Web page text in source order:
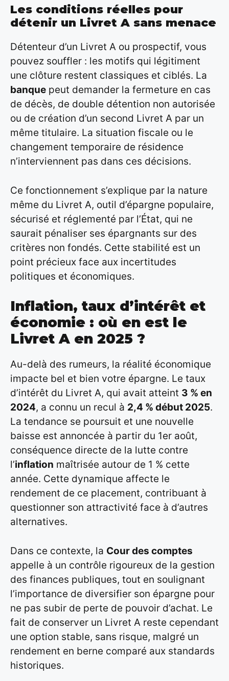
Les conditions réelles pour
détenir un Livret A sans menace
Détenteur d’un Livret A ou prospectif, vous
pouvez souffler : les motifs qui légitiment
une clôture restent classiques et ciblés. La
banque peut demander la fermeture en cas
de décès, de double détention non autorisée
ou de création d’un second Livret A par un
même titulaire. La situation fiscale ou le
changement temporaire de résidence
n’interviennent pas dans ces décisions.
Ce fonctionnement s’explique par la nature
même du Livret A, outil d’épargne populaire,
sécurisé et réglementé par l’État, qui ne
saurait pénaliser ses épargnants sur des
critères non fondés. Cette stabilité est un
point précieux face aux incertitudes
politiques et économiques.
Inflation, taux d’intérêt et
économie : où en est le
Livret A en 2025 ?
Au-delà des rumeurs, la réalité économique
impacte bel et bien votre épargne. Le taux
d’intérêt du Livret A, qui avait atteint 3 % en
2024, a connu un recul à 2,4 % début 2025.
La tendance se poursuit et une nouvelle
baisse est annoncée à partir du 1er août,
conséquence directe de la lutte contre
l’inflation maîtrisée autour de 1 % cette
année. Cette dynamique affecte le
rendement de ce placement, contribuant à
questionner son attractivité face à d’autres
alternatives.
Dans ce contexte, la Cour des comptes
appelle à un contrôle rigoureux de la gestion
des finances publiques, tout en soulignant
l’importance de diversifier son épargne pour
ne pas subir de perte de pouvoir d’achat. Le
fait de conserver un Livret A reste cependant
une option stable, sans risque, malgré un
rendement en berne comparé aux standards
historiques.